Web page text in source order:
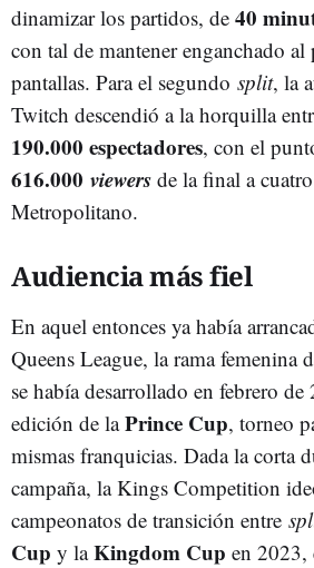
dinamizar los partidos, de 40
con tal de mantener enganchado
pantallas. Para el segundo split, la
Twitch descendió a la horquilla
190.000 espectadores, con el
616.000 viewers de la final a
Metropolitano.
Audiencia más fiel
En aquel entonces ya había
Queens League, la rama femenina
se había desarrollado en febrero
edición de laPrince Cup, torneo
mismas franquicias. Dada la corta
campaña, la Kings Competition
campeonatos de transición entre
Cup y laKingdom Cup en 2023,